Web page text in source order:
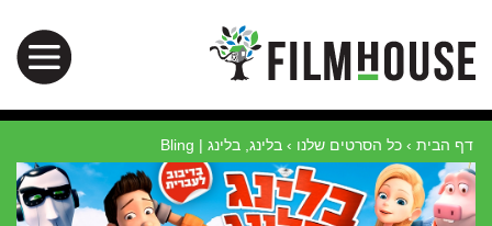
דף הבית › כל הסרטים שלנו › בלינג, בלינג | Bling